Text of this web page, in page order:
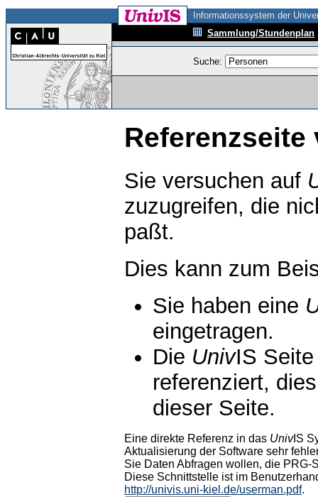
Informationssystem der
Sammlung/Stundenplan
Suche:
Referenzseite
Sie versuchen auf
zuzugreifen, die
paßt.
Dies kann zum
Sie haben eine
eingetragen.
Die UnivIS
referenziert,
dieser Seite.
Eine direkte Referenz in das UnivIS
Aktualisierung der Software sehr
Sie Daten Abfragen wollen, die PRG-
Diese Schnittstelle ist im
http://univis.uni-kiel.de/userman.pdf.